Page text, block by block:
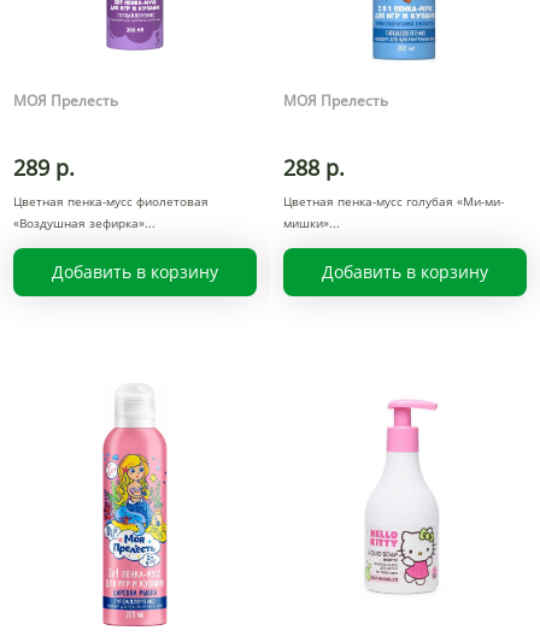
МОЯ Прелесть
289 р.
Цветная пенка-мусс фиолетовая
«Воздушная зефирка»
Добавить в корзину
МОЯ Прелесть
288 р.
Цветная пенка-мусс голубая «Ми-ми-
мишки»
Добавить в корзину